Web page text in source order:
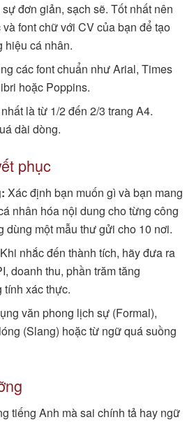
đơn giản, sạch sẽ. Tốt nhất nên
font chữ với CV của bạn để tạo
hiệu cá nhân.
các font chuẩn như Arial, Times
hoặc Poppins.
là từ 1/2 đến 2/3 trang A4.
dài dòng.
phục
Xác định bạn muốn gì và bạn mang
nhân hóa nội dung cho từng công
dùng một mẫu thư gửi cho 10 nơi.
Khi nhắc đến thành tích, hãy đưa ra
doanh thu, phần trăm tăng
xác thực.
văn phong lịch sự (Formal),
(Slang) hoặc từ ngữ quá suồng
tiếng Anh mà sai chính tả hay ngữ